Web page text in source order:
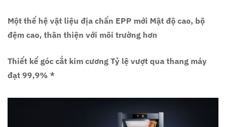
Một thế hệ vật liệu địa chấn EPP mới Mật độ cao, bộ
đệm cao, thân thiện với môi trường hơn
Thiết kế góc cắt kim cương Tỷ lệ vượt qua thang máy
đạt 99,9% *